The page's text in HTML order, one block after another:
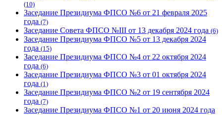
(10)
Заседание Президиума ФПСО №6 от 21 февраля 2025
года (7)
Заседание Совета ФПСО №III от 13 декабря 2024 года (6)
Заседание Президиума ФПСО №5 от 13 декабря 2024
года (15)
Заседание Президиума ФПСО №4 от 22 октября 2024
года (6)
Заседание Президиума ФПСО №3 от 01 октября 2024
года (1)
Заседание Президиума ФПСО №2 от 19 сентября 2024
года (7)
Заседание Президиума ФПСО №1 от 20 июня 2024 года